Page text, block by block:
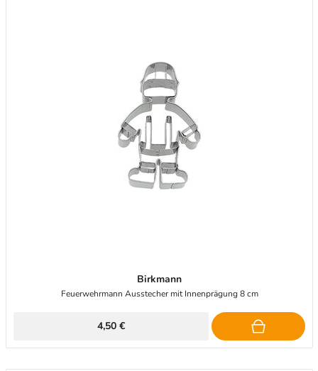
Birkmann
Feuerwehrmann Ausstecher mit Innenprägung 8 cm
4,50 €